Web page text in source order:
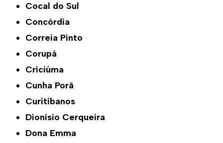
Cocal do Sul
Concórdia
Correia Pinto
Corupá
Criciúma
Cunha Porã
Curitibanos
Dionísio Cerqueira
Dona Emma